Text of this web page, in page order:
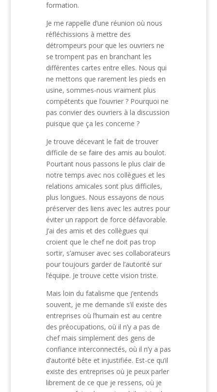
formation.
Je me rappelle d’une réunion où nous
réfléchissions à mettre des
détrompeurs pour que les ouvriers ne
se trompent pas en branchant les
différentes cartes entre elles. Nous qui
ne mettons que rarement les pieds en
usine, sommes-nous vraiment plus
compétents que l’ouvrier ? Pourquoi ne
pas convier des ouvriers à la discussion
puisque que ça les concerne ?
Je trouve décevant le fait de trouver
difficile de se faire des amis au boulot.
Pourtant nous passons le plus clair de
notre temps avec nos collègues et les
relations amicales sont plus difficiles,
plus longues. Nous essayons de nous
préserver des liens avec les autres pour
éviter un rapport de force défavorable.
J’ai des amis et des collègues qui
croient que le chef ne doit pas trop
sortir, s’amuser avec ses collaborateurs
pour toujours garder de l’autorité sur
l’équipe. Je trouve cette vision triste.
Mais loin du fatalisme que j’entends
souvent, je me demande s’il existe des
entreprises où l’humain est au centre
des préocupations, où il n’y a pas de
chef mais simplement des gens de
confiance interconnectés, où il n’y a pas
d’autorité bête et injustifiée. Est-ce qu’il
existe des entreprises où je peux parler
librement de ce que je ressens, où je